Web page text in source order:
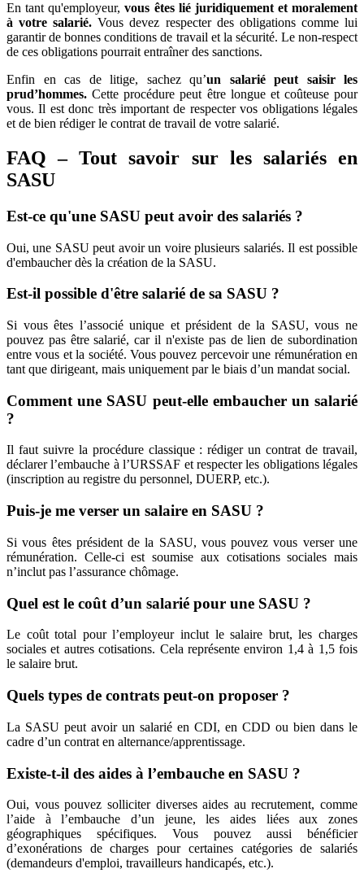
En tant qu'employeur,vous êtes lié juridiquement et moralement
à votre salarié.Vous devez respecter des obligations comme lui
garantir de bonnes conditions de travail et la sécurité. Le non-respect
de ces obligations pourrait entraîner des sanctions.
Enfin en cas de litige, sachez qu’un salarié peut saisir les
prud’hommes. Cette procédure peut être longue et coûteuse pour
vous. Il est donc très important de respecter vos obligations légales
et de bien rédiger le contrat de travail de votre salarié.
FAQ – Tout savoir sur les salariés en
SASU
Est-ce qu'une SASU peut avoir des salariés ?
Oui, une SASU peut avoir un voire plusieurs salariés. Il est possible
d'embaucher dès la création de la SASU.
Est-il possible d'être salarié de sa SASU ?
Si vous êtes l’associé unique et président de la SASU, vous ne
pouvez pas être salarié, car il n'existe pas de lien de subordination
entre vous et la société. Vous pouvez percevoir une rémunération en
tant que dirigeant, mais uniquement par le biais d’un mandat social.
Comment une SASU peut-elle embaucher un salarié
?
Il faut suivre la procédure classique : rédiger un contrat de travail,
déclarer l’embauche à l’URSSAF et respecter les obligations légales
(inscription au registre du personnel, DUERP, etc.).
Puis-je me verser un salaire en SASU ?
Si vous êtes président de la SASU, vous pouvez vous verser une
rémunération. Celle-ci est soumise aux cotisations sociales mais
n’inclut pas l’assurance chômage.
Quel est le coût d’un salarié pour une SASU ?
Le coût total pour l’employeur inclut le salaire brut, les charges
sociales et autres cotisations. Cela représente environ 1,4 à 1,5 fois
le salaire brut.
Quels types de contrats peut-on proposer ?
La SASU peut avoir un salarié en CDI, en CDD ou bien dans le
cadre d’un contrat en alternance/apprentissage.
Existe-t-il des aides à l’embauche en SASU ?
Oui, vous pouvez solliciter diverses aides au recrutement, comme
l’aide à l’embauche d’un jeune, les aides liées aux zones
géographiques spécifiques. Vous pouvez aussi bénéficier
d’exonérations de charges pour certaines catégories de salariés
(demandeurs d'emploi, travailleurs handicapés, etc.).